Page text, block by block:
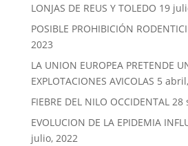
LONJAS DE REUS Y TOLEDO 19
POSIBLE PROHIBICIÓN
2023
LA UNION EUROPEA PRETENDE
EXPLOTACIONES AVICOLAS 5
FIEBRE DEL NILO OCCIDENTAL 28
EVOLUCION DE LA EPIDEMIA
julio, 2022